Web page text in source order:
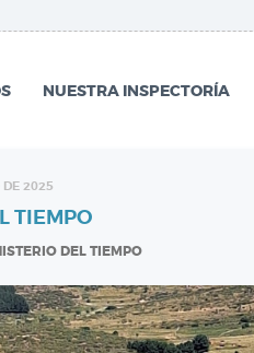
NUESTRA INSPECTORÍA
DE 2025
TIEMPO
DEL TIEMPO